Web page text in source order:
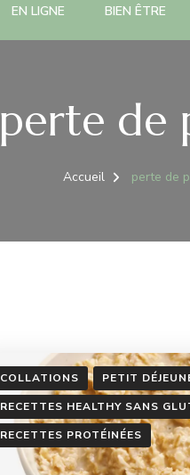
EN LIGNE BIEN ÊTRE
perte de
Accueil perte de
COLLATIONS
PETIT
RECETTES HEALTHY SANS
RECETTES PROTÉINÉES